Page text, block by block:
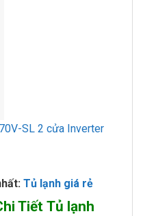
SL 2 cửa Inverter
Tủ lạnh giá rẻ
Tiết Tủ lạnh